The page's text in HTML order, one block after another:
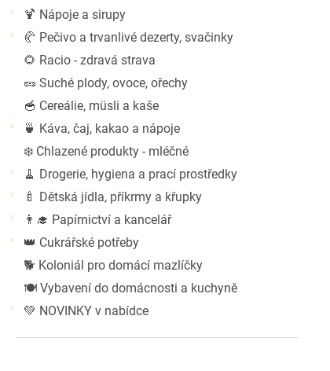
🍹 Nápoje a sirupy
🥐 Pečivo a trvanlivé dezerty, svačinky
🌻 Racio - zdravá strava
🥜 Suché plody, ovoce, ořechy
🥣 Cereálie, müsli a kaše
🍵 Káva, čaj, kakao a nápoje
❄️ Chlazené produkty - mléčné
🧹 Drogerie, hygiena a prací prostředky
🍼 Dětská jídla, příkrmy a křupky
👨‍🎓 Papírnictví a kancelář
👑 Cukrářské potřeby
🐕 Koloniál pro domácí mazlíčky
🍽️ Vybavení do domácnosti a kuchyně
💚 NOVINKY v nabídce